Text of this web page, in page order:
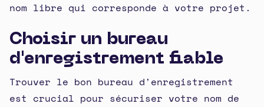
nom libre qui corresponde à votre projet.
Choisir un bureau
d'enregistrement fiable
Trouver le bon bureau d'enregistrement
est crucial pour sécuriser votre nom de